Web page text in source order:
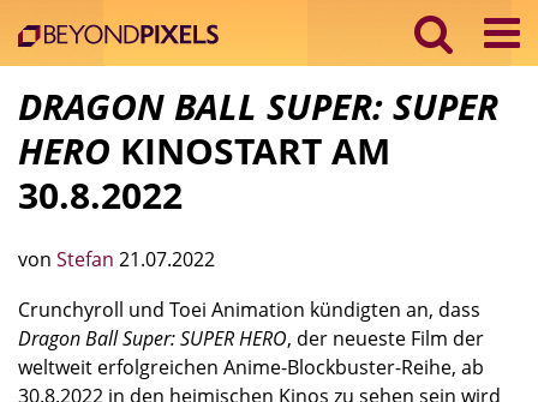
DRAGON BALL SUPER: SUPER
HERO KINOSTART AM
30.8.2022
von Stefan 21.07.2022
Crunchyroll und Toei Animation kündigten an, dass
Dragon Ball Super: SUPER HERO, der neueste Film der
weltweit erfolgreichen Anime-Blockbuster-Reihe, ab
30.8.2022 in den heimischen Kinos zu sehen sein wird